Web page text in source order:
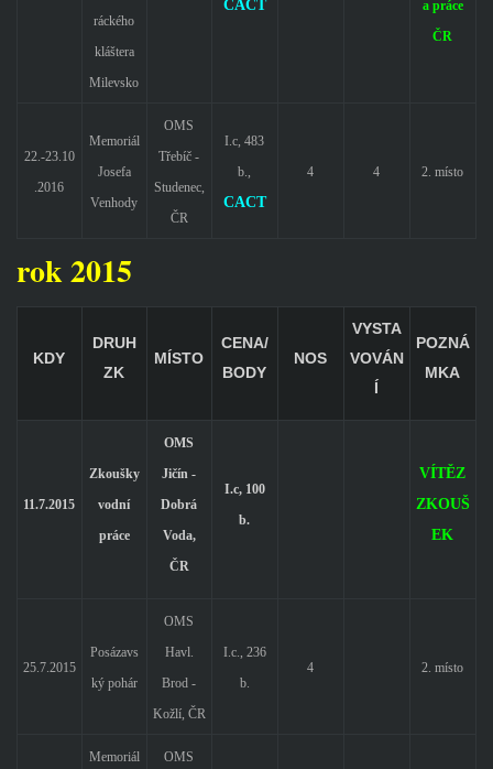
ráckého
kláštera
Milevsko
CACT
a práce
ČR
22.-23.10
.2016
Memoriál
Josefa
Venhody
OMS
Třebíč -
Studenec,
ČR
I.c, 483
b.,
CACT
4 4 2. místo
rok 2015
KDY
DRUH
ZK
MÍSTO
CENA/
BODY
NOS
VYSTA
VOVÁN
Í
POZNÁ
MKA
11.7.2015
Zkoušky
vodní
práce
OMS
Jičín -
Dobrá
Voda,
ČR
I.c, 100
b.
VÍTĚZ
ZKOUŠ
EK
25.7.2015
Posázavs
ký pohár
OMS
Havl.
Brod -
Kožlí, ČR
I.c., 236
b.
4 2. místo
Memoriál
OMS